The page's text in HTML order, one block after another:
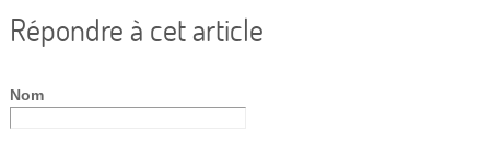
Répondre à cet article
Nom